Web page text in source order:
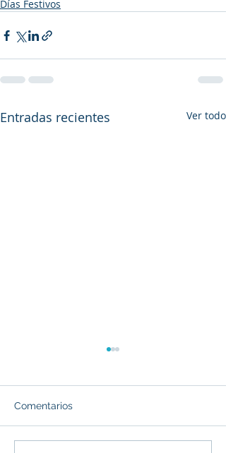
Días Festivos
Entradas recientes Ver todo
Comentarios